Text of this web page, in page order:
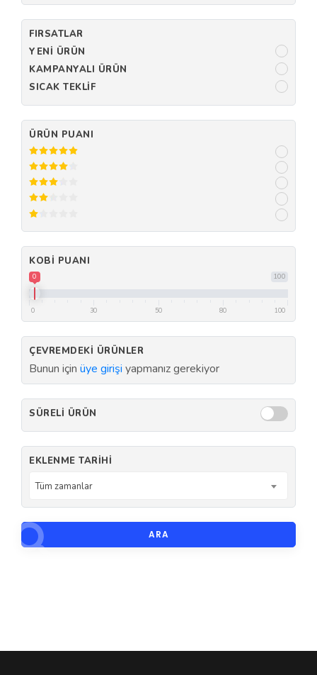
FIRSATLAR
YENI ÜRÜN
KAMPANYALI ÜRÜN
SICAK TEKLIF
ÜRÜN PUANI
KOBI PUANI
100
0
0 30 50 80 100
ÇEVREMDEKI ÜRÜNLER
Bunun için üye girişi yapmanız gerekiyor
SÜRELI ÜRÜN
EKLENME TARIHI
Tüm zamanlar
ARA